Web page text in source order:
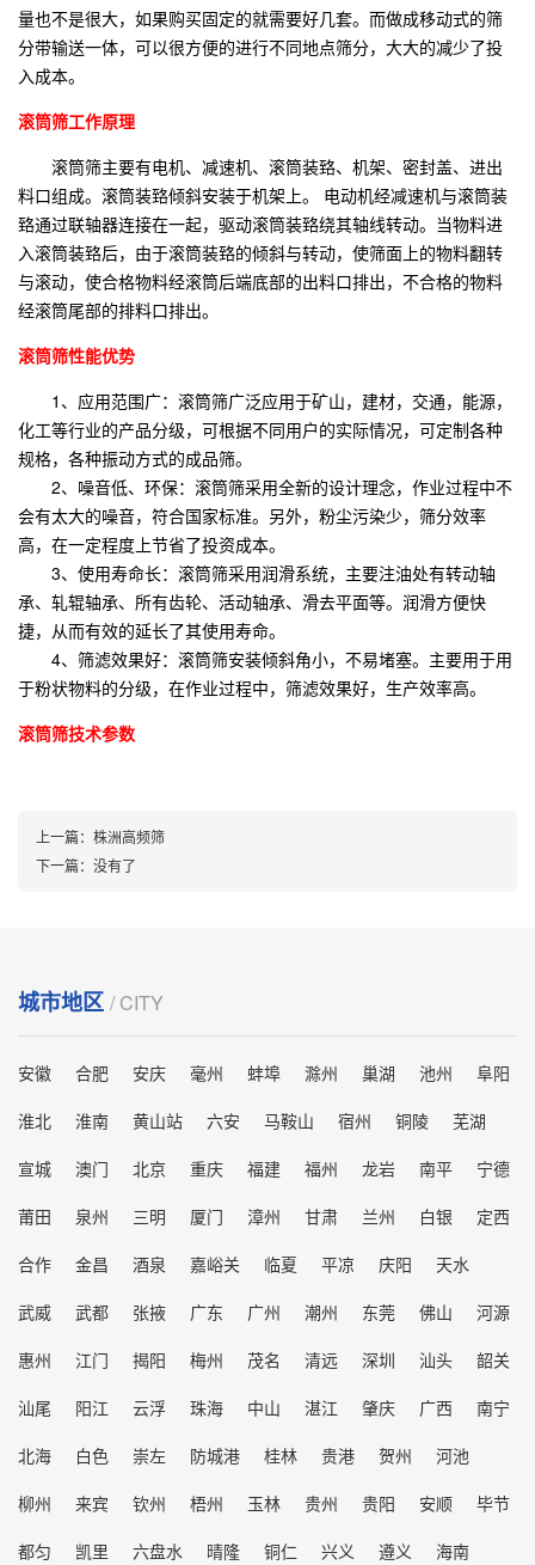
量也不是很大，如果购买固定的就需要好几套。而做成移动式的筛
分带输送一体，可以很方便的进行不同地点筛分，大大的减少了投
入成本。
滚筒筛工作原理
滚筒筛主要有电机、减速机、滚筒装臵、机架、密封盖、进出
料口组成。滚筒装臵倾斜安装于机架上。 电动机经减速机与滚筒装
臵通过联轴器连接在一起，驱动滚筒装臵绕其轴线转动。当物料进
入滚筒装臵后，由于滚筒装臵的倾斜与转动，使筛面上的物料翻转
与滚动，使合格物料经滚筒后端底部的出料口排出，不合格的物料
经滚筒尾部的排料口排出。
滚筒筛性能优势
1、应用范围广：滚筒筛广泛应用于矿山，建材，交通，能源，
化工等行业的产品分级，可根据不同用户的实际情况，可定制各种
规格，各种振动方式的成品筛。
2、噪音低、环保：滚筒筛采用全新的设计理念，作业过程中不
会有太大的噪音，符合国家标准。另外，粉尘污染少，筛分效率
高，在一定程度上节省了投资成本。
3、使用寿命长：滚筒筛采用润滑系统，主要注油处有转动轴
承、轧辊轴承、所有齿轮、活动轴承、滑去平面等。润滑方便快
捷，从而有效的延长了其使用寿命。
4、筛滤效果好：滚筒筛安装倾斜角小，不易堵塞。主要用于用
于粉状物料的分级，在作业过程中，筛滤效果好，生产效率高。
滚筒筛技术参数
上一篇： 株洲高频筛
下一篇： 没有了
城市地区 / CITY
安徽 合肥 安庆 毫州 蚌埠 滁州 巢湖 池州
阜阳
淮北
淮南 黄山站 六安 马鞍山 宿州 铜陵
芜湖
宣城
澳门 北京 重庆 福建 福州 龙岩 南平
宁德
莆田
泉州 三明 厦门 漳州 甘肃 兰州 白银
定西
合作
金昌 酒泉 嘉峪关 临夏 平凉 庆阳
天水
武威
武都 张掖 广东 广州 潮州 东莞 佛山
河源
惠州
江门 揭阳 梅州 茂名 清远 深圳 汕头
韶关
汕尾
阳江 云浮 珠海 中山 湛江 肇庆 广西
南宁
北海
白色 崇左 防城港 桂林 贵港 贺州
河池
柳州
来宾 钦州 梧州 玉林 贵州 贵阳 安顺
毕节
都匀
凯里 六盘水 晴隆 铜仁 兴义 遵义
海南